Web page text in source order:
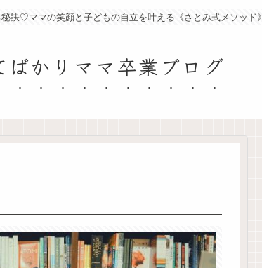
秘訣♡ママの笑顔と子どもの自立を叶える《さとみ式メソッド》
ばかりママ卒業ブログ